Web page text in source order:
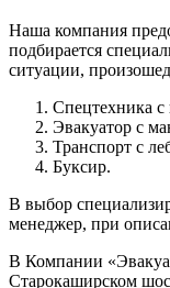
Наша компания
подбирается
ситуации,
Спецтехника
Эвакуатор с
Транспорт с
Буксир.
В выбор
менеджер, при
В Компании
Старокаширском